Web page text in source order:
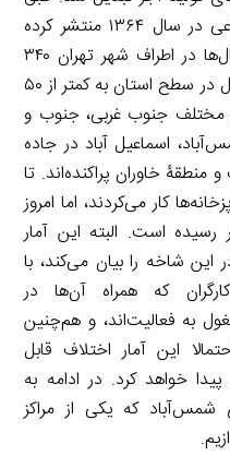
گزارشی که وزارت کار و امور اجتماعی در سال ۱۳۶۴ منتشر کرده
است، تعداد این کوره‌ها در آن سال‌ها در اطراف شهر تهران ۳۴۰
عدد بوده است. امروزه کوره‌های فعال در سطح استان به کمتر از ۵۰
مختلف جنوب غربی، جنوب و
اسماعیل آباد در جاده
منطقۀ ‌‌خاوران پراکنده‌اند. تا
در کوره‌پزخانه‌ها کار می‌کردند، اما امروز
به کمتر از ۵۰۰۰ نفر رسیده است. البته این آمار
این شاخه را بیان می‌کند، با
که همراه آن‌ها در
به فعالیت‌اند، و هم‌چنین
این آمار اختلاف قابل
خواهد کرد. در ادامه به
که یکی از مراکز